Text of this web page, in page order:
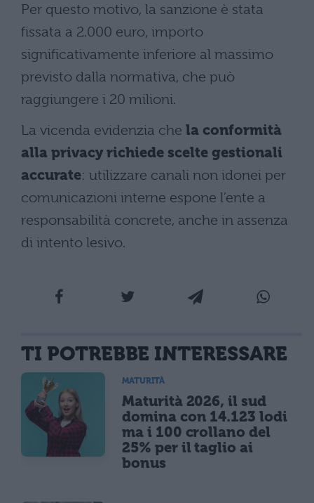
Per questo motivo, la sanzione è stata
fissata a 2.000 euro, importo
significativamente inferiore al massimo
previsto dalla normativa, che può
raggiungere i 20 milioni.
La vicenda evidenzia che la conformità
alla privacy richiede scelte gestionali
accurate: utilizzare canali non idonei per
comunicazioni interne espone l’ente a
responsabilità concrete, anche in assenza
di intento lesivo.
TI POTREBBE INTERESSARE
MATURITÀ
Maturità 2026, il sud
domina con 14.123 lodi
ma i 100 crollano del
25% per il taglio ai
bonus